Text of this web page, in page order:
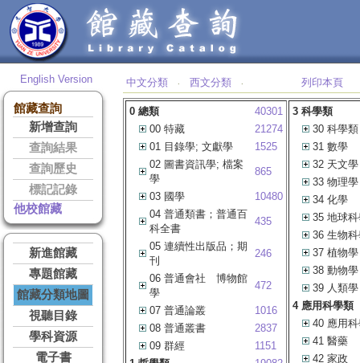
English Version
館藏查詢
新增查詢
查詢結果
查詢歷史
標記記錄
他校館藏
新進館藏
專題館藏
館藏分類地圖
視聽目錄
學科資源
電子書
中文分類 ‧ 西文分類 ‧ 列印本頁
0 總類
40301
00 特藏
21274
01 目錄學; 文獻學
1525
02 圖書資訊學; 檔案
學
865
03 國學
10480
04 普通類書；普通百
科全書
435
05 連續性出版品；期
刊
246
06 普通會社 博物館
學
472
07 普通論叢
1016
08 普通叢書
2837
09 群經
1151
3 科學類
30 科學類
31 數學
32 天文學
33 物理學
34 化學
35 地球
36 生物
37 植物學
38 動物學
39 人類學
4 應用科學類
40 應用
41 醫藥
42 家政